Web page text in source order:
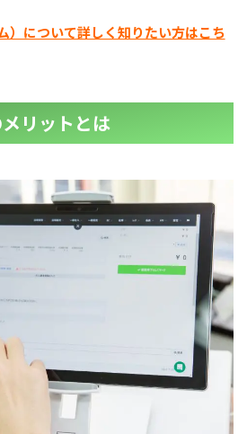
）について詳しく知りたい方はこち
リットとは